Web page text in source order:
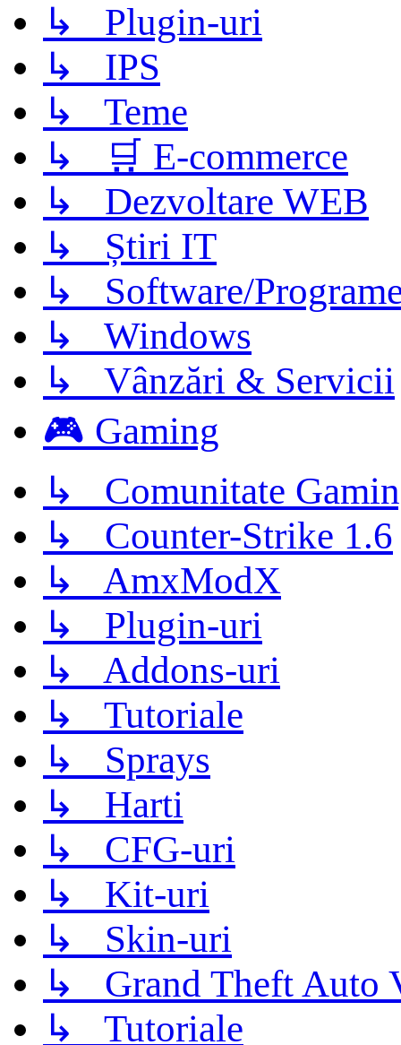
↳ Plugin-uri
↳ IPS
↳ Teme
↳ 🛒 E-commerce
↳ Dezvoltare WEB
↳ Știri IT
↳ Software/
↳ Windows
↳ Vânzări & Servicii
🎮 Gaming
↳ Comunitate
↳ Counter-Strike 1.6
↳ AmxModX
↳ Plugin-uri
↳ Addons-uri
↳ Tutoriale
↳ Sprays
↳ Harti
↳ CFG-uri
↳ Kit-uri
↳ Skin-uri
↳ Grand Theft Auto
↳ Tutoriale